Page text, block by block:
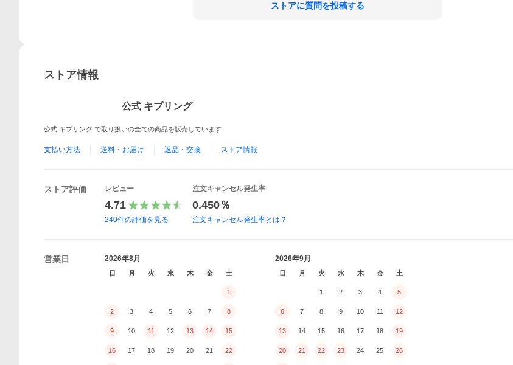
ストアに質問を投稿する
ストア情報
公式 キプリング
公式 キプリング で取り扱いの全ての商品を販売しています
支払い方法 送料・お届け 返品・交換 ストア情報
ストア評価 レビュー
4.71
240件の評価を見る
注文キャンセル発生率
0.450％
注文キャンセル発生率とは？
営業日 2026年8月
日 月 火 水 木 金 土
1
2 3 4 5 6 7 8
9 10 11 12 13 14 15
16 17 18 19 20 21 22
2026年9月
日 月 火 水 木 金 土
1 2 3 4 5
6 7 8 9 10 11 12
13 14 15 16 17 18 19
20 21 22 23 24 25 26